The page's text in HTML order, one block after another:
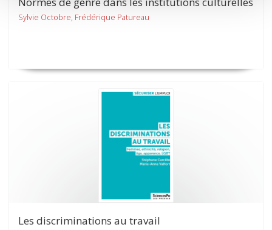
Sylvie Octobre, Frédérique Patureau
Les discriminations au travail